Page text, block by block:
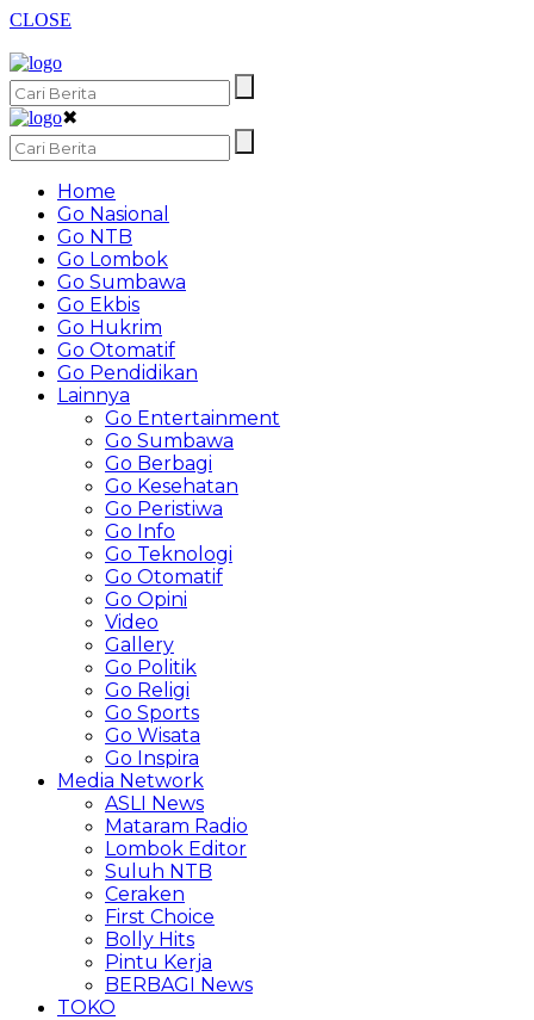
CLOSE
✖
Home
Go Nasional
Go NTB
Go Lombok
Go Sumbawa
Go Ekbis
Go Hukrim
Go Otomatif
Go Pendidikan
Lainnya
Go Entertainment
Go Sumbawa
Go Berbagi
Go Kesehatan
Go Peristiwa
Go Info
Go Teknologi
Go Otomatif
Go Opini
Video
Gallery
Go Politik
Go Religi
Go Sports
Go Wisata
Go Inspira
Media Network
ASLI News
Mataram Radio
Lombok Editor
Suluh NTB
Ceraken
First Choice
Bolly Hits
Pintu Kerja
BERBAGI News
TOKO